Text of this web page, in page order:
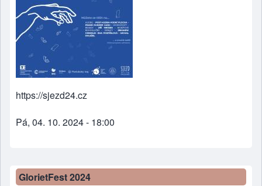
https://sjezd24.cz
Pá, 04. 10. 2024 - 18:00
GlorietFest 2024